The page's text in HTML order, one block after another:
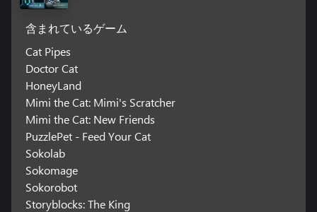
含まれているゲーム
Cat Pipes
Doctor Cat
HoneyLand
Mimi the Cat: Mimi's Scratcher
Mimi the Cat: New Friends
PuzzlePet - Feed Your Cat
Sokolab
Sokomage
Sokorobot
Storyblocks: The King